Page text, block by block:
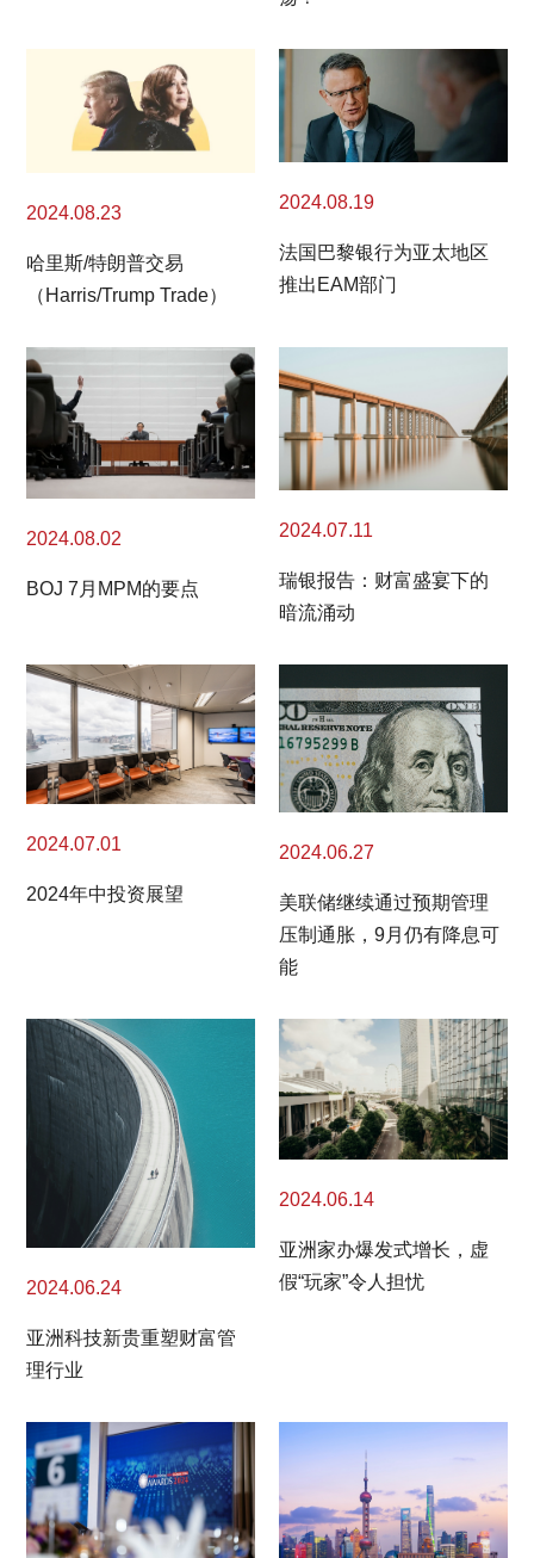
2024.08.23
哈里斯/特朗普交易
（Harris/Trump Trade）
2024.08.19
法国巴黎银行为亚太地区
推出EAM部门
2024.08.02
BOJ 7月MPM的要点
2024.07.11
瑞银报告：财富盛宴下的
暗流涌动
2024.07.01
2024年中投资展望
2024.06.27
美联储继续通过预期管理
压制通胀，9月仍有降息可
能
2024.06.24
亚洲科技新贵重塑财富管
理行业
2024.06.14
亚洲家办爆发式增长，虚
假“玩家”令人担忧